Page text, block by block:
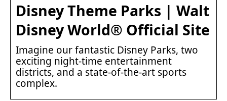
Disney Theme Parks | Walt
Disney World® Official Site
Imagine our fantastic Disney Parks, two
exciting night-time entertainment
districts, and a state-of-the-art sports
complex.